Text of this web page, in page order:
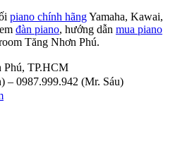
piano chính hãngYamaha, Kawai,
đàn piano, hướng dẫn mua piano
Tăng Nhơn Phú.
Phú, TP.HCM
– 0987.999.942 (Mr. Sáu)